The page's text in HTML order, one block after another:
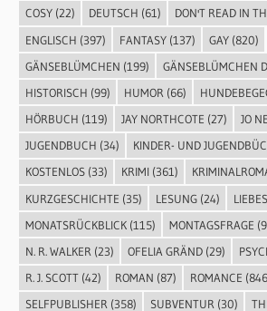
COSY(22) DEUTSCH (61) DON'T READ IN
ENGLISCH (397) FANTASY(137) GAY(820)
GÄNSEBLÜMCHEN (199) GÄNSEBLÜMCHEN
HISTORISCH (99) HUMOR (66)
HÖRBUCH (119) JAY NORTHCOTE (27) JO
JUGENDBUCH (34) KINDER- UND
KOSTENLOS(33) KRIMI(361)
KURZGESCHICHTE (35) LESUNG(24)
MONATSRÜCKBLICK(115) MONTAGSFRAGE
N. R. WALKER (23) OFELIA GRÄND(29)
R. J. SCOTT(42) ROMAN (87) ROMANCE
SELFPUBLISHER(358) SUBVENTUR(30)